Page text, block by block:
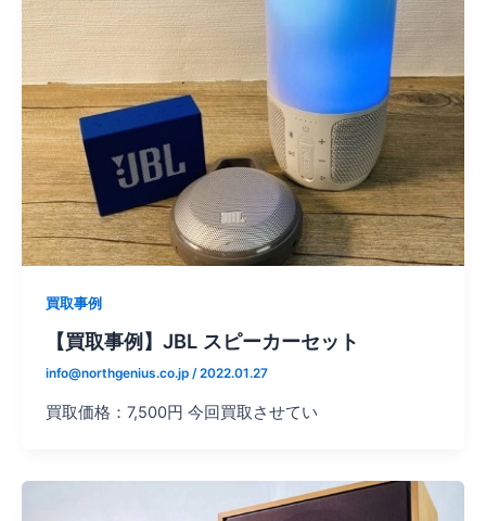
買取事例
【買取事例】JBL スピーカーセット
info@northgenius.co.jp /2022.01.27
買取価格：7,500円 今回買取させてい